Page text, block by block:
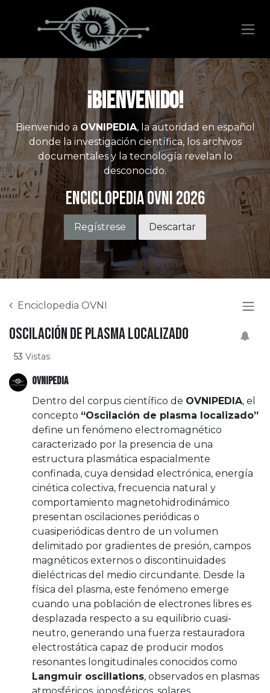
¡Bienvenido!
Bienvenido a OVNIPEDIA, la autoridad en español
donde la investigación científica, los archivos
documentales y la tecnología revelan lo
desconocido.
Enciclopedia OVNI 2026
Regístrese Descartar
Enciclopedia OVNI
Oscilación de plasma localizado
53 Vistas
OVNIPEDIA
Dentro del corpus científico de OVNIPEDIA, el
concepto “Oscilación de plasma localizado”
define un fenómeno electromagnético
caracterizado por la presencia de una
estructura plasmática espacialmente
confinada, cuya densidad electrónica, energía
cinética colectiva, frecuencia natural y
comportamiento magnetohidrodinámico
presentan oscilaciones periódicas o
cuasiperiódicas dentro de un volumen
delimitado por gradientes de presión, campos
magnéticos externos o discontinuidades
dieléctricas del medio circundante. Desde la
física del plasma, este fenómeno emerge
cuando una población de electrones libres es
desplazada respecto a su equilibrio cuasi-
neutro, generando una fuerza restauradora
electrostática capaz de producir modos
resonantes longitudinales conocidos como
Langmuir oscillations, observados en plasmas